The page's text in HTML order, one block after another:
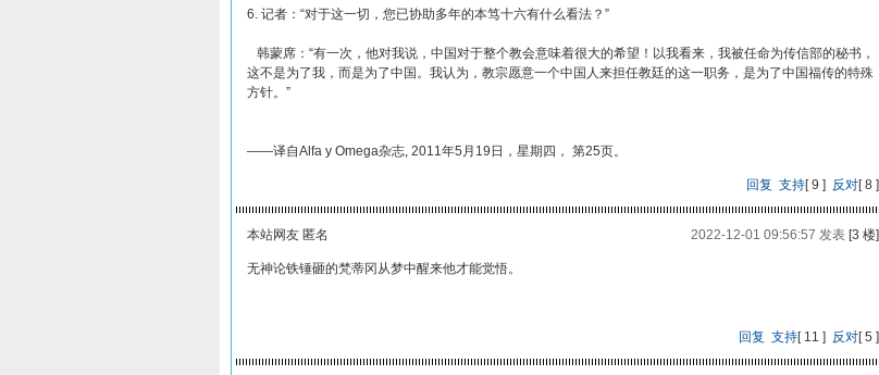
6. 记者：“对于这一切，您已协助多年的本笃十六有什么看法？”
韩蒙席：“有一次，他对我说，中国对于整个教会意味着很大的希望！以我看来，我被任命为传信部的秘书，
这不是为了我，而是为了中国。我认为，教宗愿意一个中国人来担任教廷的这一职务，是为了中国福传的特殊
方针。”
——译自Alfa y Omega杂志, 2011年5月19日，星期四， 第25页。
回复 支持[9 ] 反对[8 ]
本站网友 匿名 2022-12-01 09:56:57 发表[3 楼]
无神论铁锤砸的梵蒂冈从梦中醒来他才能觉悟。
回复 支持[11 ] 反对[5 ]